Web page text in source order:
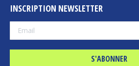
INSCRIPTION NEWSLETTER